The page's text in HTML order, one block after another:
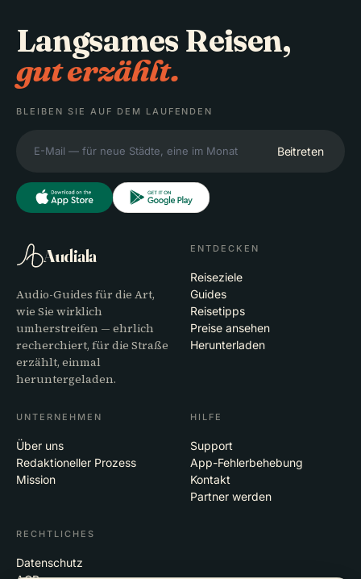
Langsames Reisen,
gut erzählt.
BLEIBEN SIE AUF DEM LAUFENDEN
Beitreten
Audiala
Audio-Guides für die Art,
wie Sie wirklich
umherstreifen — ehrlich
recherchiert, für die Straße
erzählt, einmal
heruntergeladen.
ENTDECKEN
Reiseziele
Guides
Reisetipps
Preise ansehen
Herunterladen
UNTERNEHMEN
Über uns
Redaktioneller Prozess
Mission
HILFE
Support
App-Fehlerbehebung
Kontakt
Partner werden
RECHTLICHES
Datenschutz